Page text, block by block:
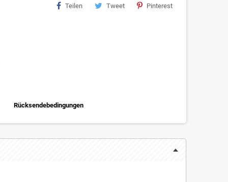
Teilen Tweet Pinterest
Rücksendebedingungen